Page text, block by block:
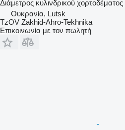
Διάμετρος κυλινδρικού χορτοδέματος
Ουκρανία, Lutsk
TzOV Zakhid-Ahro-Tekhnika
Επικοινωνία με τον πωλητή